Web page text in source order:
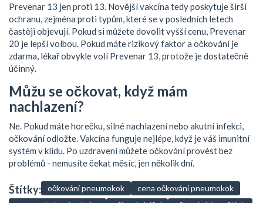
Prevenar 13 jen proti 13. Novější vakcína tedy poskytuje širší
ochranu, zejména proti typům, které se v posledních letech
častěji objevují. Pokud si můžete dovolit vyšší cenu, Prevenar
20 je lepší volbou. Pokud máte rizikový faktor a očkování je
zdarma, lékař obvykle volí Prevenar 13, protože je dostatečně
účinný.
Můžu se očkovat, když mám
nachlazení?
Ne. Pokud máte horečku, silné nachlazení nebo akutní infekci,
očkování odložte. Vakcína funguje nejlépe, když je váš imunitní
systém v klidu. Po uzdravení můžete očkování provést bez
problémů - nemusíte čekat měsíc, jen několik dní.
Štítky: očkování pneumokok
cena očkování pneumokok